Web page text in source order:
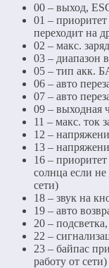
00 – выход,
01 –
переходит на
02 – макс.
03 – диапазон
05 – тип акк.
06 – авто
07 – авто
09 – выходная
11 – макс. ток
12 –
13 –
16 –
солнца если не
сети)
18 – звук на
19 – авто
20 – подсветка,
22 –
23 – байпас
работу от сети)